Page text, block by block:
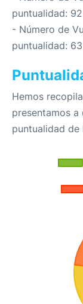
puntualidad:
- Número de
puntualidad:
Hemos
presentamos a
puntualidad de